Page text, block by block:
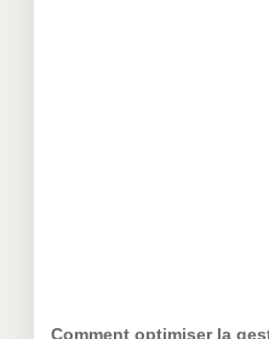
Comment optimiser la